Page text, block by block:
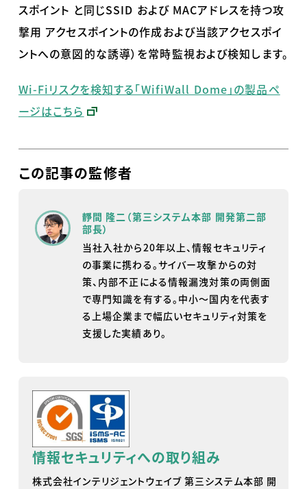
スポイント と同じSSID および MACアドレスを持つ攻
撃用 アクセスポイントの作成および当該アクセスポイ
ントへの意図的な誘導）を常時監視および検知します。
Wi-Fiリスクを検知する「WifiWall Dome」の製品ペ
ージはこちら
この記事の監修者
靜間 隆二（第三システム本部 開発第二部
部長）
当社入社から20年以上、情報セキュリティ
の事業に携わる。サイバー攻撃からの対
策、内部不正による情報漏洩対策の両側面
で専門知識を有する。中小～国内を代表す
る上場企業まで幅広いセキュリティ対策を
支援した実績あり。
情報セキュリティへの取り組み
株式会社インテリジェントウェイブ 第三システム本部 開